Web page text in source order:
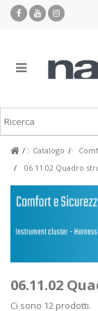
Catalogo
06.11.02 Quadro
06.11.02
Ci sono 12 prodotti.